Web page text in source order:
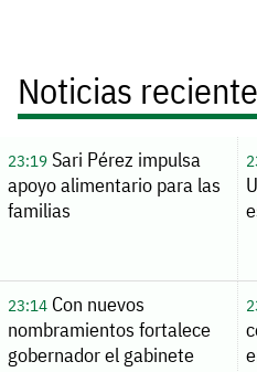
Noticias
23:19Sari Pérez impulsa
apoyo alimentario para las
familias
23:14Con nuevos
nombramientos fortalece
gobernador el gabinete